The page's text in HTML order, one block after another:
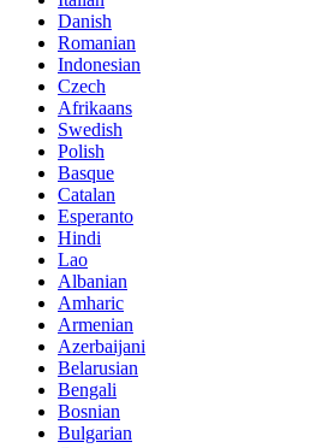
Danish
Romanian
Indonesian
Czech
Afrikaans
Swedish
Polish
Basque
Catalan
Esperanto
Hindi
Lao
Albanian
Amharic
Armenian
Azerbaijani
Belarusian
Bengali
Bosnian
Bulgarian